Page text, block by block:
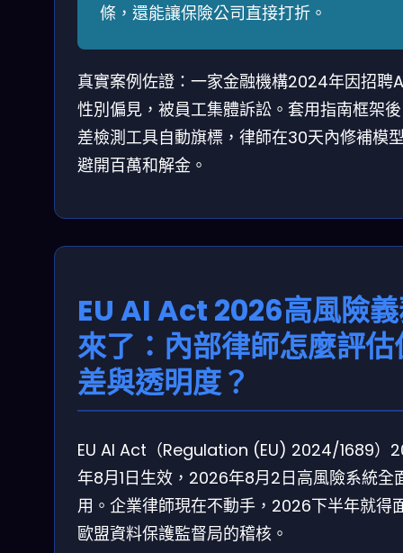
條，還能讓保險公司直接打折。
真實案例佐證：一家金融機構2024年因招聘
性別偏見，被員工集體訴訟。套用指南框架
差檢測工具自動旗標，律師在30天內修補模
避開百萬和解金。
EU AI Act 2026高風險
來了：內部律師怎麼評估
差與透明度？
EU AI Act（Regulation (EU) 2024/1689）
年8月1日生效，2026年8月2日高風險系統全
用。企業律師現在不動手，2026下半年就得
歐盟資料保護監督局的稽核。